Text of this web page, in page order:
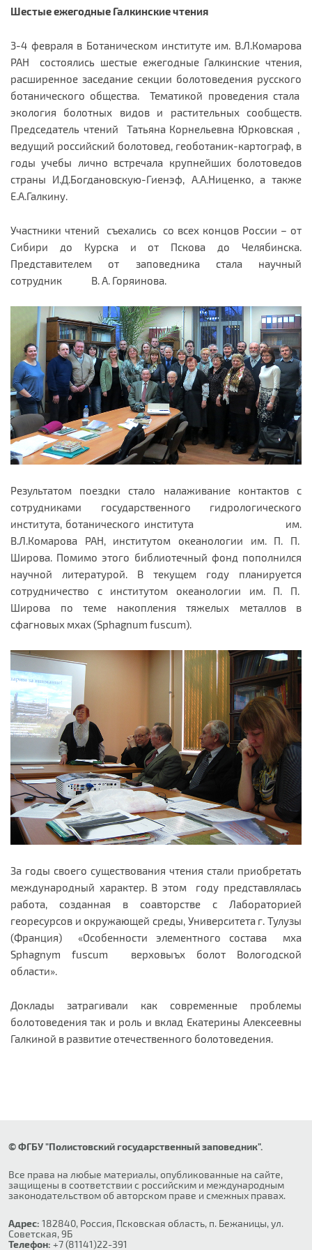
Шестые ежегодные Галкинские чтения
3-4 февраля в Ботаническом институте им. В.Л.Комарова
РАН состоялись шестые ежегодные Галкинские чтения,
расширенное заседание секции болотоведения русского
ботанического общества. Тематикой проведения стала
экология болотных видов и растительных сообществ.
Председатель чтений Татьяна Корнельевна Юрковская ,
ведущий российский болотовед, геоботаник-картограф, в
годы учебы лично встречала крупнейших болотоведов
страны И.Д.Богдановскую-Гиенэф, А.А.Ниценко, а также
Е.А.Галкину.
Участники чтений съехались со всех концов России – от
Сибири до Курска и от Пскова до Челябинска.
Представителем от заповедника стала научный
сотрудник В. А. Горяинова.
Результатом поездки стало налаживание контактов с
сотрудниками государственного гидрологического
института, ботанического института им.
В.Л.Комарова РАН, институтом океанологии им. П. П.
Широва. Помимо этого библиотечный фонд пополнился
научной литературой. В текущем году планируется
сотрудничество с институтом океанологии им. П. П.
Широва по теме накопления тяжелых металлов в
сфагновых мхах (Sphagnum fuscum).
За годы своего существования чтения стали приобретать
международный характер. В этом году представлялась
работа, созданная в соавторстве с Лабораторией
георесурсов и окружающей среды, Университета г. Тулузы
(Франция) «Особенности элементного состава мха
Sphagnym fuscum верховыъх болот Вологодской
области».
Доклады затрагивали как современные проблемы
болотоведения так и роль и вклад Екатерины Алексеевны
Галкиной в развитие отечественного болотоведения.
© ФГБУ "Полистовский государственный заповедник".
Все права на любые материалы, опубликованные на сайте,
защищены в соответствии с российским и международным
законодательством об авторском праве и смежных правах.
Адрес: 182840, Россия, Псковская область, п. Бежаницы, ул.
Советская, 9Б
Телефон: +7 (81141)22-391